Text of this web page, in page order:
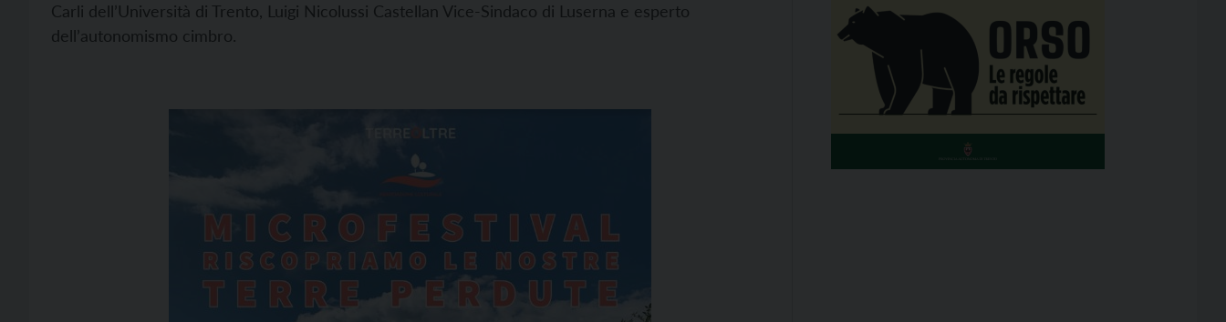
Carli dell’Università di Trento, Luigi Nicolussi Castellan Vice-Sindaco di Luserna e esperto
dell’autonomismo cimbro.